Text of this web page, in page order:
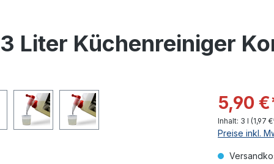
Liter Küchenreiniger
5,90
Inhalt: 3 l (1,97
Preise inkl.